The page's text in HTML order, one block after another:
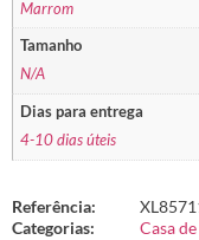
Marrom
Tamanho
N/A
Dias para entrega
4-10 dias úteis
Referência:
Categorias:
Casa